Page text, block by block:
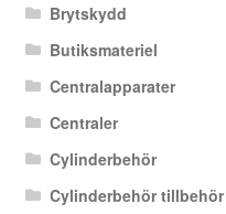
Brytskydd
Butiksmateriel
Centralapparater
Centraler
Cylinderbehör
Cylinderbehör tillbehör